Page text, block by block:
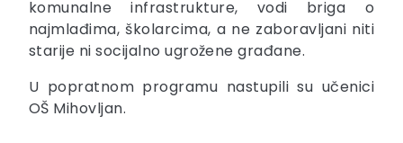
komunalne infrastrukture, vodi briga o
najmlađima, školarcima, a ne zaboravljani niti
starije ni socijalno ugrožene građane.
U popratnom programu nastupili su učenici
OŠ Mihovljan.